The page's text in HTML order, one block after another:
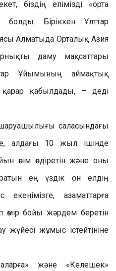
біздің елімізді «орта
Біріккен Ұлттар
Алматыда Орталық Азия
даму мақсаттары
Ұйымының аймақтық
қабылдады, – деді
саласындағы
алдағы 10 жыл ішінде
өнім өндіретін және оны
ең үздік он елдің
екенімізге, азаматтарға
өмір бойы жәрдем беретін
жүйесі жұмыс істейтініне
және «Келешек»